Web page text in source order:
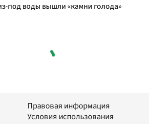
под воды вышли «камни голода»
Правовая информация
Условия использования